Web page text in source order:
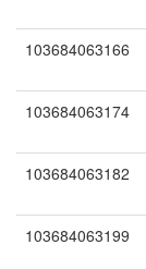
103684063166
103684063174
103684063182
103684063199